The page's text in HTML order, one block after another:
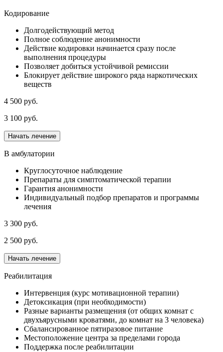
Кодирование
Долгодействующий метод
Полное соблюдение анонимности
Действие кодировки начинается сразу после
выполнения процедуры
Позволяет добиться устойчивой ремиссии
Блокирует действие широкого ряда наркотических
веществ
4 500 руб.
3 100 руб.
Начать лечение
В амбулатории
Круглосуточное наблюдение
Препараты для симптоматической терапии
Гарантия анонимности
Индивидуальный подбор препаратов и программы
лечения
3 300 руб.
2 500 руб.
Начать лечение
Реабилитация
Интервенция (курс мотивационной терапии)
Детоксикация (при необходимости)
Разные варианты размещения (от общих комнат с
двухъярусными кроватями, до комнат на 3 человека)
Сбалансированное пятиразовое питание
Местоположение центра за пределами города
Поддержка после реабилитации